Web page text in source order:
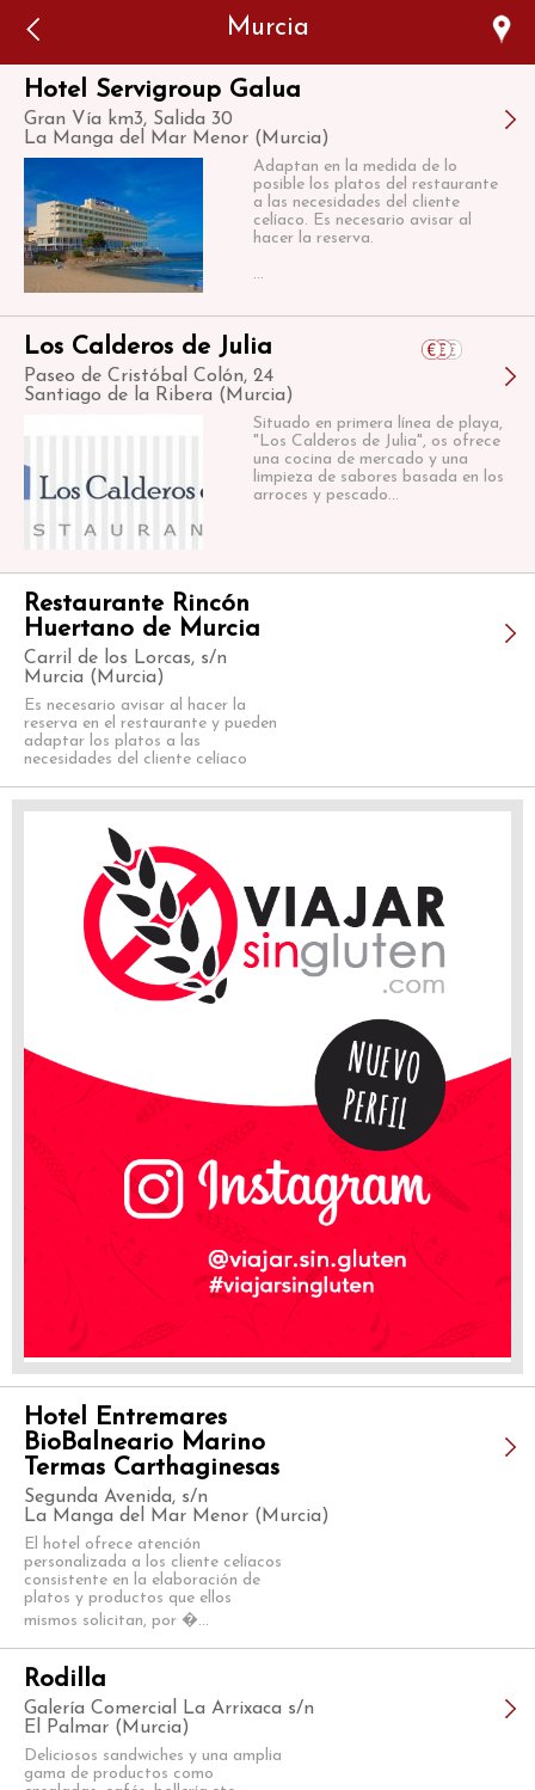
Murcia
Hotel Servigroup Galua
Gran Vía km3, Salida 30
La Manga del Mar Menor (Murcia)
Adaptan en la medida de lo
posible los platos del restaurante
a las necesidades del cliente
celíaco. Es necesario avisar al
hacer la reserva.
...
Los Calderos de Julia
Paseo de Cristóbal Colón, 24
Santiago de la Ribera (Murcia)
Situado en primera línea de playa,
"Los Calderos de Julia", os ofrece
una cocina de mercado y una
limpieza de sabores basada en los
arroces y pescado...
Restaurante Rincón
Huertano de Murcia
Carril de los Lorcas, s/n
Murcia (Murcia)
Es necesario avisar al hacer la
reserva en el restaurante y pueden
adaptar los platos a las
necesidades del cliente celíaco
Hotel Entremares
BioBalneario Marino
Termas Carthaginesas
Segunda Avenida, s/n
La Manga del Mar Menor (Murcia)
El hotel ofrece atención
personalizada a los cliente celíacos
consistente en la elaboración de
platos y productos que ellos
mismos solicitan, por �...
Rodilla
Galería Comercial La Arrixaca s/n
El Palmar (Murcia)
Deliciosos sandwiches y una amplia
gama de productos como
authorized to show the cookie declaration for domain group
ID 546ddaab-b478-4440-aa8a-3b0205284212. Please add it to
the domain group in the Cookiebot Manager to authorize
the domain.